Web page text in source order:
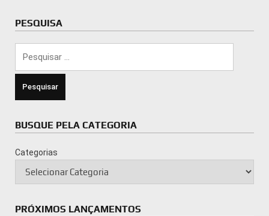
PESQUISA
BUSQUE PELA CATEGORIA
Categorias
PRÓXIMOS LANÇAMENTOS